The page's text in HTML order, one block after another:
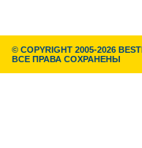
© COPYRIGHT 2005-2026
ВСЕ ПРАВА СОХРАНЕНЫ